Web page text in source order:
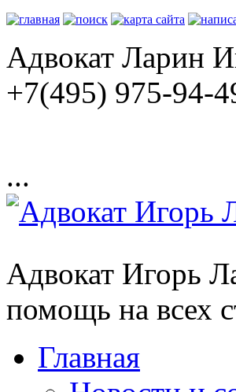
Адвокат Ларин
+7(495) 975-94-
...
Адвокат Игорь
помощь на всех
Главная